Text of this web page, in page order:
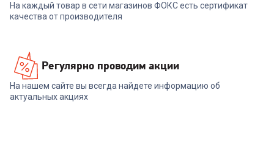
На каждый товар в сети магазинов ФОКС есть сертификат
качества от производителя
Регулярно проводим акции
На нашем сайте вы всегда найдете информацию об
актуальных акциях